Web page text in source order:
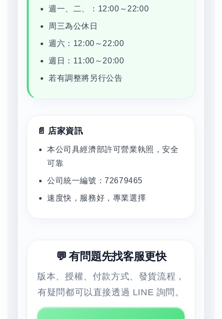
週一、二、：12:00～22:00
周三為公休日
週六：12:00～22:00
週日：11:00～20:00
若有調整將另行公告
📄 店家資訊
本公司具經濟部許可營業執照，安全
可靠
公司統一編號：72679465
速度快，服務好，專業選擇
💬 有問題先找客服更快
版本、授權、付款方式、發貨流程，
有疑問都可以直接透過 LINE 詢問。